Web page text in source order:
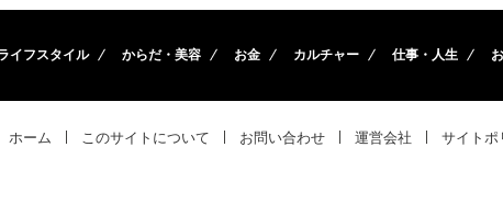
イフスタイル からだ・美容 お金 カルチャー 仕事・人生
ホーム このサイトについて お問い合わせ 運営会社 サイトポ